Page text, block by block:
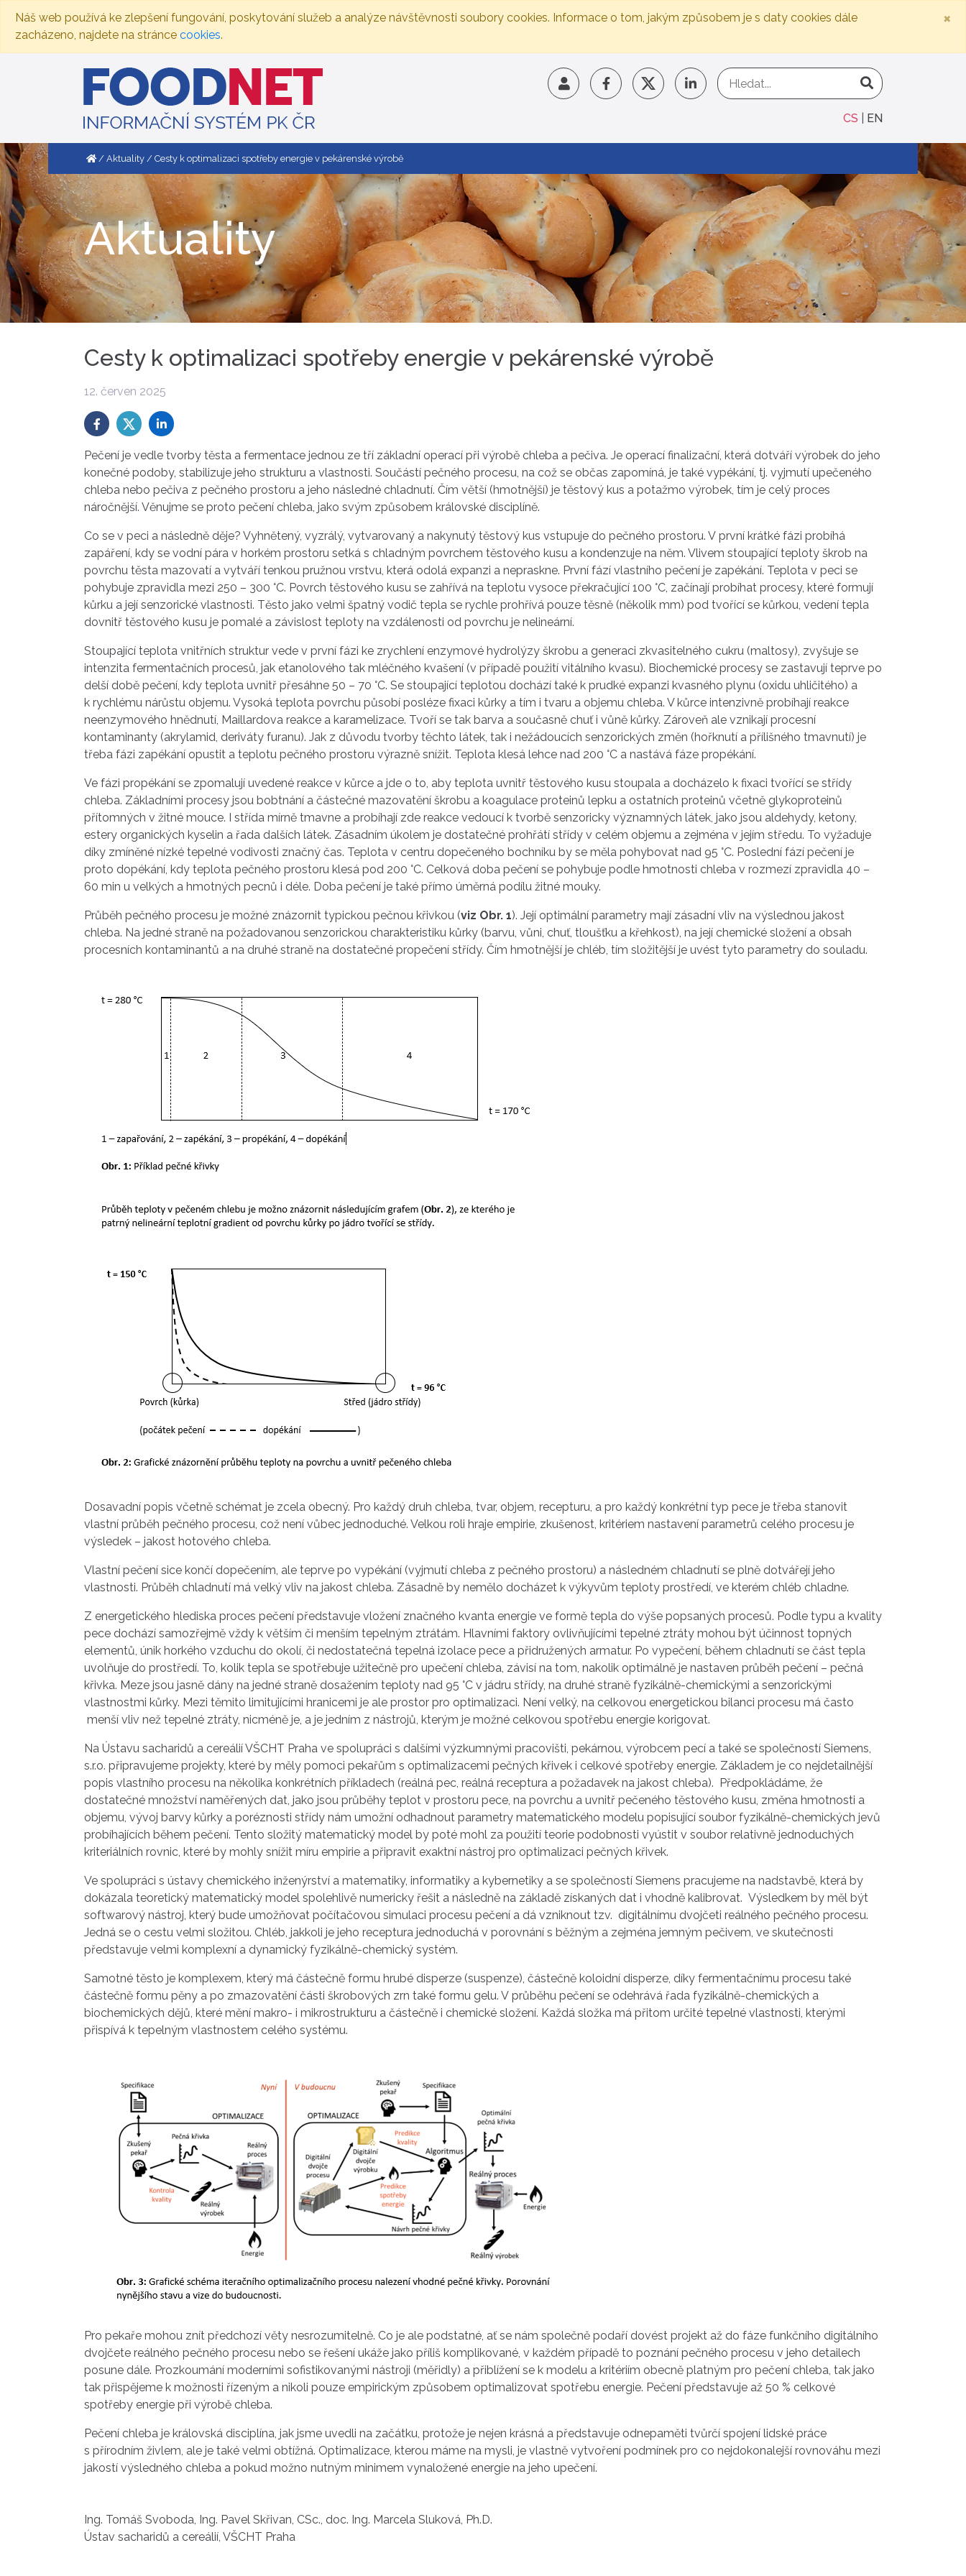
Náš web používá ke zlepšení fungování, poskytování služeb a analýze návštěvnosti soubory cookies. Informace o tom, jakým způsobem je s daty cookies dále
zacházeno, najdete na stránce cookies.
×
CS EN
Aktuality Cesty k optimalizaci spotřeby energie v pekárenské výrobě
Aktuality
Cesty k optimalizaci spotřeby energie v pekárenské výrobě
12. červen 2025
Pečení je vedle tvorby těsta a fermentace jednou ze tří základní operací při výrobě chleba a pečiva. Je operací finalizační, která dotváří výrobek do jeho
konečné podoby, stabilizuje jeho strukturu a vlastnosti. Součástí pečného procesu, na což se občas zapomíná, je také vypékání, tj. vyjmutí upečeného
chleba nebo pečiva z pečného prostoru a jeho následné chladnutí. Čím větší (hmotnější) je těstový kus a potažmo výrobek, tím je celý proces
náročnější. Věnujme se proto pečení chleba, jako svým způsobem královské disciplíně.
Co se v peci a následně děje? Vyhnětený, vyzrálý, vytvarovaný a nakynutý těstový kus vstupuje do pečného prostoru. V první krátké fázi probíhá
zapáření, kdy se vodní pára v horkém prostoru setká s chladným povrchem těstového kusu a kondenzuje na něm. Vlivem stoupající teploty škrob na
povrchu těsta mazovatí a vytváří tenkou pružnou vrstvu, která odolá expanzi a nepraskne. První fází vlastního pečení je zapékání. Teplota v peci se
pohybuje zpravidla mezi 250 – 300 °C. Povrch těstového kusu se zahřívá na teplotu vysoce překračující 100 °C, začínají probíhat procesy, které formují
kůrku a její senzorické vlastnosti. Těsto jako velmi špatný vodič tepla se rychle prohřívá pouze těsně (několik mm) pod tvořící se kůrkou, vedení tepla
dovnitř těstového kusu je pomalé a závislost teploty na vzdálenosti od povrchu je nelineární.
Stoupající teplota vnitřních struktur vede v první fázi ke zrychlení enzymové hydrolýzy škrobu a generaci zkvasitelného cukru (maltosy), zvyšuje se
intenzita fermentačních procesů, jak etanolového tak mléčného kvašení (v případě použití vitálního kvasu). Biochemické procesy se zastavují teprve po
delší době pečení, kdy teplota uvnitř přesáhne 50 – 70 °C. Se stoupající teplotou dochází také k prudké expanzi kvasného plynu (oxidu uhličitého) a
k rychlému nárůstu objemu. Vysoká teplota povrchu působí posléze fixaci kůrky a tím i tvaru a objemu chleba. V kůrce intenzivně probíhají reakce
neenzymového hnědnutí, Maillardova reakce a karamelizace. Tvoří se tak barva a současně chuť i vůně kůrky. Zároveň ale vznikají procesní
kontaminanty (akrylamid, deriváty furanu). Jak z důvodu tvorby těchto látek, tak i nežádoucích senzorických změn (hořknutí a přílišného tmavnutí) je
třeba fázi zapékání opustit a teplotu pečného prostoru výrazně snížit. Teplota klesá lehce nad 200 °C a nastává fáze propékání.
Ve fázi propékání se zpomalují uvedené reakce v kůrce a jde o to, aby teplota uvnitř těstového kusu stoupala a docházelo k fixaci tvořící se střídy
chleba. Základními procesy jsou bobtnání a částečné mazovatění škrobu a koagulace proteinů lepku a ostatních proteinů včetně glykoproteinů
přítomných v žitné mouce. I střída mírně tmavne a probíhají zde reakce vedoucí k tvorbě senzoricky významných látek, jako jsou aldehydy, ketony,
estery organických kyselin a řada dalších látek. Zásadním úkolem je dostatečné prohřátí střídy v celém objemu a zejména v jejím středu. To vyžaduje
díky zmíněné nízké tepelné vodivosti značný čas. Teplota v centru dopečeného bochníku by se měla pohybovat nad 95 °C. Poslední fází pečení je
proto dopékání, kdy teplota pečného prostoru klesá pod 200 °C. Celková doba pečení se pohybuje podle hmotnosti chleba v rozmezí zpravidla 40 –
60 min u velkých a hmotných pecnů i déle. Doba pečení je také přímo úměrná podílu žitné mouky.
Průběh pečného procesu je možné znázornit typickou pečnou křivkou (viz Obr. 1). Její optimální parametry mají zásadní vliv na výslednou jakost
chleba. Na jedné straně na požadovanou senzorickou charakteristiku kůrky (barvu, vůni, chuť, tloušťku a křehkost), na její chemické složení a obsah
procesních kontaminantů a na druhé straně na dostatečné propečení střídy. Čím hmotnější je chléb, tím složitější je uvést tyto parametry do souladu.
Dosavadní popis včetně schémat je zcela obecný. Pro každý druh chleba, tvar, objem, recepturu, a pro každý konkrétní typ pece je třeba stanovit
vlastní průběh pečného procesu, což není vůbec jednoduché. Velkou roli hraje empirie, zkušenost, kritériem nastavení parametrů celého procesu je
výsledek – jakost hotového chleba.
Vlastní pečení sice končí dopečením, ale teprve po vypékání (vyjmutí chleba z pečného prostoru) a následném chladnutí se plně dotvářejí jeho
vlastnosti. Průběh chladnutí má velký vliv na jakost chleba. Zásadně by nemělo docházet k výkyvům teploty prostředí, ve kterém chléb chladne.
Z energetického hlediska proces pečení představuje vložení značného kvanta energie ve formě tepla do výše popsaných procesů. Podle typu a kvality
pece dochází samozřejmě vždy k větším či menším tepelným ztrátám. Hlavními faktory ovlivňujícími tepelné ztráty mohou být účinnost topných
elementů, únik horkého vzduchu do okolí, či nedostatečná tepelná izolace pece a přidružených armatur. Po vypečení, během chladnutí se část tepla
uvolňuje do prostředí. To, kolik tepla se spotřebuje užitečně pro upečení chleba, závisí na tom, nakolik optimálně je nastaven průběh pečení – pečná
křivka. Meze jsou jasně dány na jedné straně dosažením teploty nad 95 °C v jádru střídy, na druhé straně fyzikálně-chemickými a senzorickými
vlastnostmi kůrky. Mezi těmito limitujícími hranicemi je ale prostor pro optimalizaci. Není velký, na celkovou energetickou bilanci procesu má často
menší vliv než tepelné ztráty, nicméně je, a je jedním z nástrojů, kterým je možné celkovou spotřebu energie korigovat.
Na Ústavu sacharidů a cereálií VŠCHT Praha ve spolupráci s dalšími výzkumnými pracovišti, pekárnou, výrobcem pecí a také se společností Siemens,
s.r.o. připravujeme projekty, které by měly pomoci pekařům s optimalizacemi pečných křivek i celkové spotřeby energie. Základem je co nejdetailnější
popis vlastního procesu na několika konkrétních příkladech (reálná pec, reálná receptura a požadavek na jakost chleba). Předpokládáme, že
dostatečné množství naměřených dat, jako jsou průběhy teplot v prostoru pece, na povrchu a uvnitř pečeného těstového kusu, změna hmotnosti a
objemu, vývoj barvy kůrky a poréznosti střídy nám umožní odhadnout parametry matematického modelu popisující soubor fyzikálně-chemických jevů
probíhajících během pečení. Tento složitý matematický model by poté mohl za použití teorie podobnosti vyústit v soubor relativně jednoduchých
kriteriálních rovnic, které by mohly snížit míru empirie a připravit exaktní nástroj pro optimalizaci pečných křivek.
Ve spolupráci s ústavy chemického inženýrství a matematiky, informatiky a kybernetiky a se společností Siemens pracujeme na nadstavbě, která by
dokázala teoretický matematický model spolehlivě numericky řešit a následně na základě získaných dat i vhodně kalibrovat. Výsledkem by měl být
softwarový nástroj, který bude umožňovat počítačovou simulaci procesu pečení a dá vzniknout tzv. digitálnímu dvojčeti reálného pečného procesu.
Jedná se o cestu velmi složitou. Chléb, jakkoli je jeho receptura jednoduchá v porovnání s běžným a zejména jemným pečivem, ve skutečnosti
představuje velmi komplexní a dynamický fyzikálně-chemický systém.
Samotné těsto je komplexem, který má částečně formu hrubé disperze (suspenze), částečně koloidní disperze, díky fermentačnímu procesu také
částečně formu pěny a po zmazovatění části škrobových zrn také formu gelu. V průběhu pečení se odehrává řada fyzikálně-chemických a
biochemických dějů, které mění makro- i mikrostrukturu a částečně i chemické složení. Každá složka má přitom určité tepelné vlastnosti, kterými
přispívá k tepelným vlastnostem celého systému.
Pro pekaře mohou znít předchozí věty nesrozumitelně. Co je ale podstatné, ať se nám společně podaří dovést projekt až do fáze funkčního digitálního
dvojčete reálného pečného procesu nebo se řešení ukáže jako příliš komplikované, v každém případě to poznání pečného procesu v jeho detailech
posune dále. Prozkoumání moderními sofistikovanými nástroji (měřidly) a přiblížení se k modelu a kritériím obecně platným pro pečení chleba, tak jako
tak přispějeme k možnosti řízeným a nikoli pouze empirickým způsobem optimalizovat spotřebu energie. Pečení představuje až 50 % celkové
spotřeby energie při výrobě chleba.
Pečení chleba je královská disciplína, jak jsme uvedli na začátku, protože je nejen krásná a představuje odnepaměti tvůrčí spojení lidské práce
s přírodním živlem, ale je také velmi obtížná. Optimalizace, kterou máme na mysli, je vlastně vytvoření podmínek pro co nejdokonalejší rovnováhu mezi
jakostí výsledného chleba a pokud možno nutným minimem vynaložené energie na jeho upečení.
Ing. Tomáš Svoboda, Ing. Pavel Skřivan, CSc., doc. Ing. Marcela Sluková, Ph.D.
Ústav sacharidů a cereálií, VŠCHT Praha